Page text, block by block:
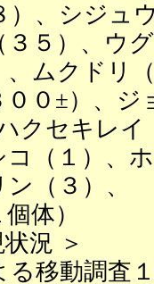
、シジュ
３５）、ウ
ムクドリ
００±）、
クセキレ
コ（１）、
リン（３）
体）
況 ＞
る移動調査